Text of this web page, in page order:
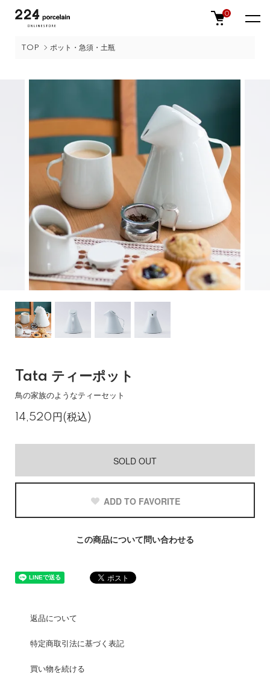
0
TOP ポット・急須・土瓶
Tata ティーポット
鳥の家族のようなティーセット
14,520円(税込)
SOLD OUT
ADD TO FAVORITE
この商品について問い合わせる
返品について
特定商取引法に基づく表記
買い物を続ける